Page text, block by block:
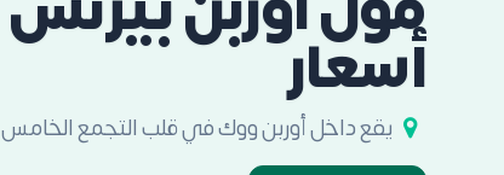
أسعار
يقع داخل أوربن ووك في قلب التجمع الخامس